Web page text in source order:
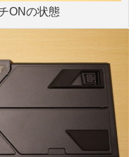
ONの状態